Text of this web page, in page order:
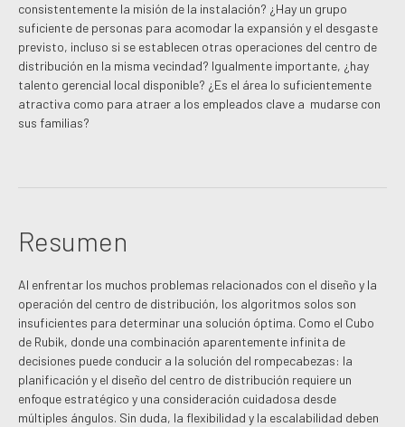
consistentemente la misión de la instalación? ¿Hay un grupo
suficiente de personas para acomodar la expansión y el desgaste
previsto, incluso si se establecen otras operaciones del centro de
distribución en la misma vecindad? Igualmente importante, ¿hay
talento gerencial local disponible? ¿Es el área lo suficientemente
atractiva como para atraer a los empleados clave a mudarse con
sus familias?
Resumen
Al enfrentar los muchos problemas relacionados con el diseño y la
operación del centro de distribución, los algoritmos solos son
insuficientes para determinar una solución óptima. Como el Cubo
de Rubik, donde una combinación aparentemente infinita de
decisiones puede conducir a la solución del rompecabezas: la
planificación y el diseño del centro de distribución requiere un
enfoque estratégico y una consideración cuidadosa desde
múltiples ángulos. Sin duda, la flexibilidad y la escalabilidad deben